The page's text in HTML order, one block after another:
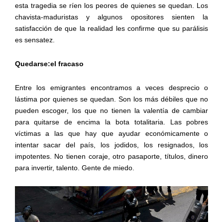
esta tragedia se ríen los peores de quienes se quedan. Los
chavista-maduristas y algunos opositores sienten la
satisfacción de que la realidad les confirme que su parálisis
es sensatez.
Quedarse:el fracaso
Entre los emigrantes encontramos a veces desprecio o
lástima por quienes se quedan. Son los más débiles que no
pueden escoger, los que no tienen la valentía de cambiar
para quitarse de encima la bota totalitaria. Las pobres
víctimas a las que hay que ayudar económicamente o
intentar sacar del país, los jodidos, los resignados, los
impotentes. No tienen coraje, otro pasaporte, títulos, dinero
para invertir, talento. Gente de miedo.